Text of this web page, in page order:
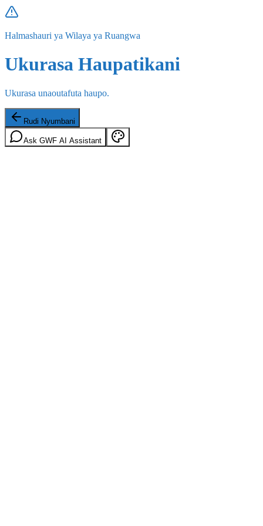
Halmashauri ya Wilaya ya Ruangwa
Ukurasa Haupatikani
Ukurasa unaoutafuta haupo.
Rudi Nyumbani
Ask GWF AI Assistant